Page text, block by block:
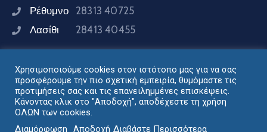
Ρέθυμνο 28313 40725
Λασίθι 28413 40455
Συνδεθείτε μαζί μας
Σχεδιασμός - Ανάπτυξη: Διεύθυνση Ηλεκτρονικής
Χρησιμοποιούμε cookies στον ιστότοπο μας για να σας
προσφέρουμε την πιο σχετική εμπειρία, θυμόμαστε τις
προτιμήσεις σας και τις επανειλημμένες επισκέψεις.
Κάνοντας κλικ στο "Αποδοχή", αποδέχεστε τη χρήση
ΟΛΩΝ των cookies.
Διαμόρφωση
Αποδοχή Διαβάστε Περισσότερα